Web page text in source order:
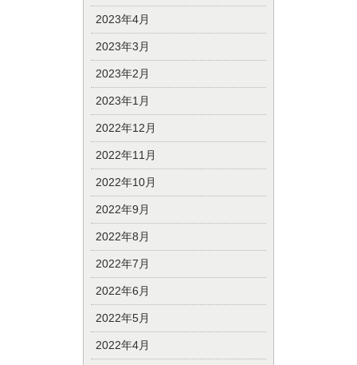
2023年4月
2023年3月
2023年2月
2023年1月
2022年12月
2022年11月
2022年10月
2022年9月
2022年8月
2022年7月
2022年6月
2022年5月
2022年4月